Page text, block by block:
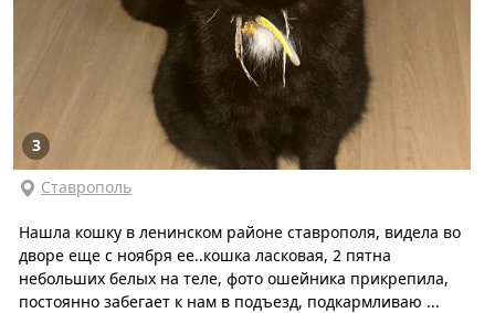
3
Ставрополь
Нашла кошку в ленинском районе ставрополя, видела во
дворе еще с ноября ее..кошка ласковая, 2 пятна
небольших белых на теле, фото ошейника прикрепила,
постоянно забегает к нам в подъезд, подкармливаю ...